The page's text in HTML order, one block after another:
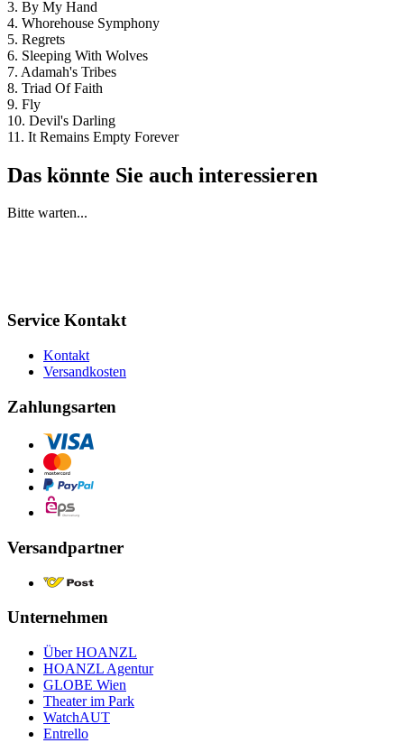
3. By My Hand
4. Whorehouse Symphony
5. Regrets
6. Sleeping With Wolves
7. Adamah's Tribes
8. Triad Of Faith
9. Fly
10. Devil's Darling
11. It Remains Empty Forever
Das könnte Sie auch interessieren
Bitte warten...
Service Kontakt
Kontakt
Versandkosten
Zahlungsarten
Versandpartner
Unternehmen
Über HOANZL
HOANZL Agentur
GLOBE Wien
Theater im Park
WatchAUT
Entrello